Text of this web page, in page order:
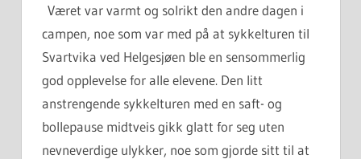
Været var varmt og solrikt den andre dagen i
campen, noe som var med på at sykkelturen til
Svartvika ved Helgesjøen ble en sensommerlig
god opplevelse for alle elevene. Den litt
anstrengende sykkelturen med en saft- og
bollepause midtveis gikk glatt for seg uten
nevneverdige ulykker, noe som gjorde sitt til at